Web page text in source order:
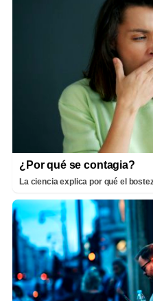
¿Por qué se contagia?
La ciencia explica por qué el